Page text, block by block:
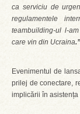
ca serviciu de
regulamentele
teambuilding-ul l-
care vin din Ucraina.”
Evenimentul de
prilej de conectare,
implicării în